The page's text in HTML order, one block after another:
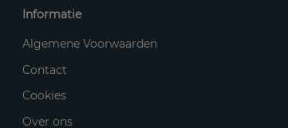
Informatie
Algemene Voorwaarden
Contact
Cookies
Over ons